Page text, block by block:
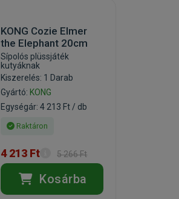
KONG Cozie Elmer
the Elephant 20cm
Sípolós plüssjáték
kutyáknak
Kiszerelés: 1 Darab
Gyártó: KONG
Egységár: 4 213 Ft / db
Raktáron
4 213 Ft 5 266 Ft
Kosárba